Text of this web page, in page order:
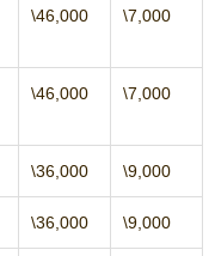
\46,000 \7,000
\46,000 \7,000
\36,000 \9,000
\36,000 \9,000